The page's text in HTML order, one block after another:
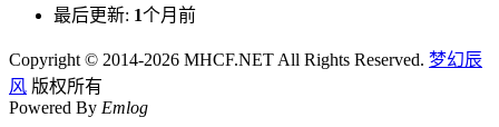
最后更新: 1个月前
Copyright © 2014-2026 MHCF.NET All Rights Reserved. 梦幻辰
风 版权所有
Powered By Emlog